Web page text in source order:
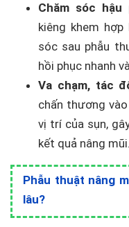
Chăm sóc hậu
kiêng khem
sóc sau phẫu
hồi phục nhanh
Va chạm, tác
chấn thương
vị trí của sụn,
kết quả nâng mũi.
Phẫu thuật nâng
lâu?